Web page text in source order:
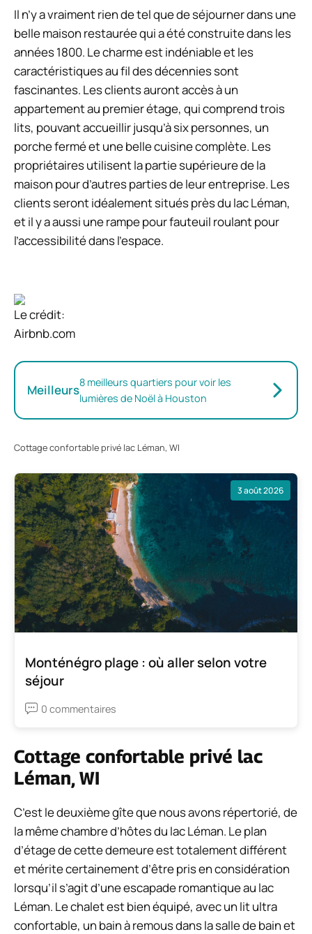
Il n’y a vraiment rien de tel que de séjourner dans une
belle maison restaurée qui a été construite dans les
années 1800. Le charme est indéniable et les
caractéristiques au fil des décennies sont
fascinantes. Les clients auront accès à un
appartement au premier étage, qui comprend trois
lits, pouvant accueillir jusqu’à six personnes, un
porche fermé et une belle cuisine complète. Les
propriétaires utilisent la partie supérieure de la
maison pour d’autres parties de leur entreprise. Les
clients seront idéalement situés près du lac Léman,
et il y a aussi une rampe pour fauteuil roulant pour
l’accessibilité dans l’espace.
Le crédit:
Airbnb.com
Meilleurs8 meilleurs quartiers pour voir les
lumières de Noël à Houston
Cottage confortable privé lac Léman, WI
3 août 2026
Monténégro plage : où aller selon votre
séjour
0 commentaires
Cottage confortable privé lac
Léman, WI
C’est le deuxième gîte que nous avons répertorié, de
la même chambre d’hôtes du lac Léman. Le plan
d’étage de cette demeure est totalement différent
et mérite certainement d’être pris en considération
lorsqu’il s’agit d’une escapade romantique au lac
Léman. Le chalet est bien équipé, avec un lit ultra
confortable, un bain à remous dans la salle de bain et